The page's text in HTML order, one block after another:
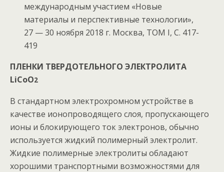
международным участием «Новые
материалы и перспективные технологии»,
27 — 30 ноября 2018 г. Москва, ТОМ I, С. 417-
419
ПЛЕНКИ ТВЕРДОТЕЛЬНОГО ЭЛЕКТРОЛИТА
LiCoO2
В стандартном электрохромном устройстве в
качестве ионопроводящего слоя, пропускающего
ионы и блокирующего ток электронов, обычно
используется жидкий полимерный электролит.
Жидкие полимерные электролиты обладают
хорошими транспортными возможностями для